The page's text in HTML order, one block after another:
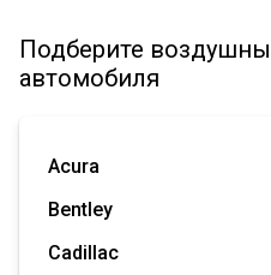
Подберите
автомобиля
Acura
Bentley
Cadillac